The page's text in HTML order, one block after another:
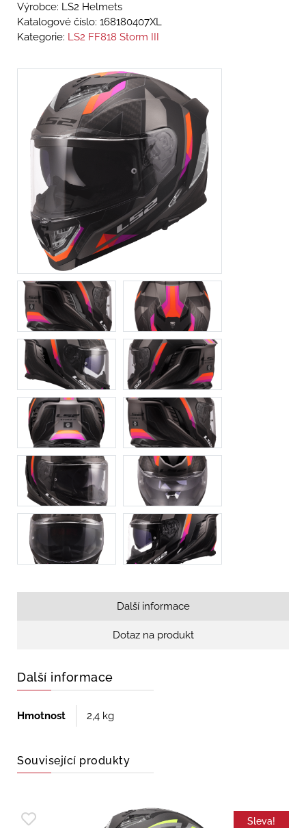
Výrobce: LS2 Helmets
Katalogové číslo: 168180407XL
Kategorie: LS2 FF818 Storm III
Další informace
Dotaz na produkt
Další informace
Hmotnost 2,4 kg
Související produkty
Sleva!